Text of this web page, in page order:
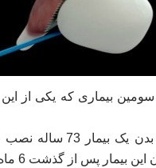
بیماری که یکی از
قلب مصنوعی بهار
از گذشت 6 ماه، وضعیت خوبی دارد.